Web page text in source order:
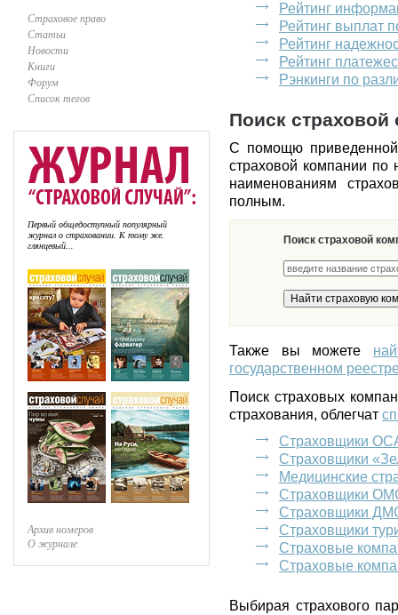
Страховое право
Статьи
Новости
Книги
Форум
Список тегов
Первый общедоступный популярный
журнал о страховании. К тому же,
глянцевый...
Архив номеров
О журнале
Рейтинг
Рейтинг выплат
Рейтинг
Рейтинг
Рэнкинги по
Поиск страховой
С помощю
страховой компании по
наименованиям
полным.
Поиск страховой
Также вы можете
государственном
Поиск страховых
страхования, облегчат
Страховщики
Страховщики
Медицинские
Страховщики
Страховщики
Страховщики
Страховые
Страховые
Выбирая страхового